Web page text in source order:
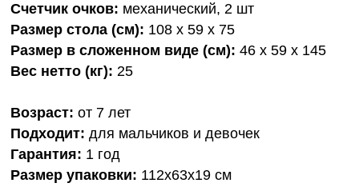
Счетчик очков: механический, 2 шт
Размер стола (см): 108 х 59 х 75
Размер в сложенном виде (см): 46 х 59 х 145
Вес нетто (кг): 25
Возраст: от 7 лет
Подходит: для мальчиков и девочек
Гарантия: 1 год
Размер упаковки: 112х63х19 см